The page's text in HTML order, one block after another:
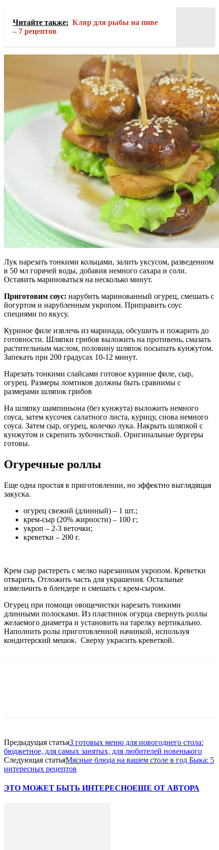
Читайте также: Кляр для рыбы на пиве
– 7 рецептов
Лук нарезать тонкими кольцами, залить уксусом, разведенном
в 50 мл горячей воды, добавив немного сахара и соли.
Оставить мариноваться на несколько минут.
Приготовим соус: нарубить маринованный огурец, смешать с
йогуртом и нарубленным укропом. Приправить соус
специями по вкусу.
Куриное филе извлечь из маринада, обсушить и пожарить до
готовности. Шляпки грибов выложить на противень, смазать
растительным маслом, половину шляпок посыпать кунжутом.
Запекать при 200 градусах 10-12 минут.
Нарезать тонкими слайсами готовое куриное филе, сыр,
огурец. Размеры ломтиков должны быть сравнимы с
размерами шляпок грибов
На шляпку шампиньона (без кунжута) выложить немного
соуса, затем кусочек салатного листа, курицу, снова немного
соуса. Затем сыр, огурец, колечко лука. Накрыть шляпкой с
кунжутом и скрепить зубочисткой. Оригинальные бургеры
готовы.
Огуречные роллы
Еще одна простая в приготовлении, но эффектно выглядящая
закуска.
огурец свежий (длинный) – 1 шт.;
крем-сыр (20% жирности) – 100 г;
укроп – 2-3 веточки;
креветки – 200 г.
Крем сыр растереть с мелко нарезанным укропом. Креветки
отварить. Отложить часть для украшения. Остальные
измельчить в блендере и смешать с крем-сыром.
Огурец при помощи овощечистки нарезать тонкими
длинными полосками. Из пластинок огурца свернуть роллы
желаемого диаметра и установить на тарелку вертикально.
Наполнить ролы приготовленной начинкой, используя
кондитерский мешок. Сверху украсить креветкой.
Предыдущая статья3 готовых меню для новогоднего стола:
бюджетное, для самых занятых, для любителей новенького
Следующая статьяМясные блюда на вашем столе в год Быка: 5
интересных рецептов
ЭТО МОЖЕТ БЫТЬ ИНТЕРЕСНОЕЩЕ ОТ АВТОРА